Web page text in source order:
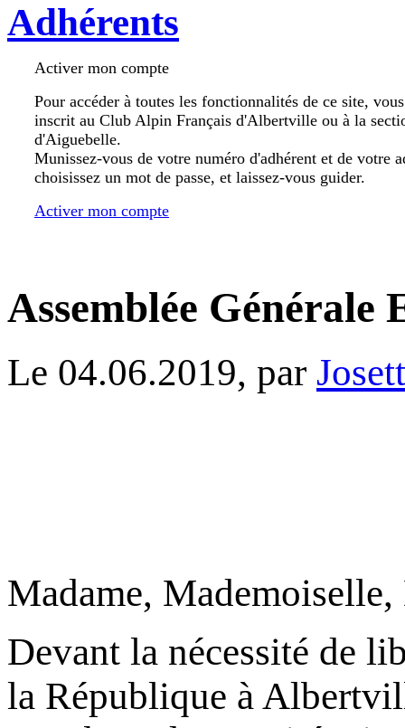
Adhérents
Activer mon compte
Pour accéder à toutes les fonctionnalités de ce site,
inscrit au Club Alpin Français d'Albertville ou à la
d'Aiguebelle.
Munissez-vous de votre numéro d'adhérent et de votre
choisissez un mot de passe, et laissez-vous guider.
Activer mon compte
Assemblée
Le 04.06.2019, par
Madame,
Devant la nécessité de
la République à